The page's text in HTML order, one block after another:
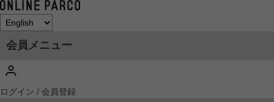
会員メニュー
ログイン / 会員登録